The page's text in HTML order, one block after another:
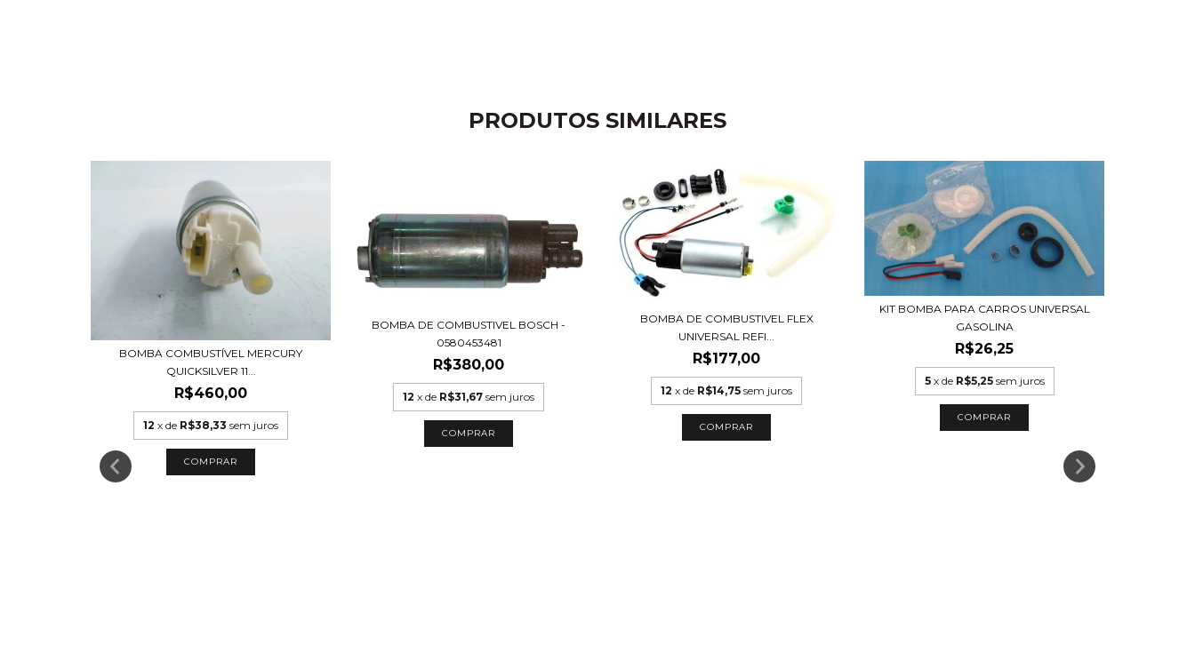
PRODUTOS SIMILARES
BOMBA COMBUSTÍVEL MERCURY
QUICKSILVER 11...
R$460,00
12 x de R$38,33 sem juros
BOMBA DE COMBUSTIVEL BOSCH -
0580453481
R$380,00
12 x de R$31,67 sem juros
BOMBA DE COMBUSTIVEL FLEX
UNIVERSAL REFI...
R$177,00
12 x de R$14,75 sem juros
KIT BOMBA PARA CARROS UNIVERSAL
GASOLINA
R$26,25
5 x de R$5,25 sem juros